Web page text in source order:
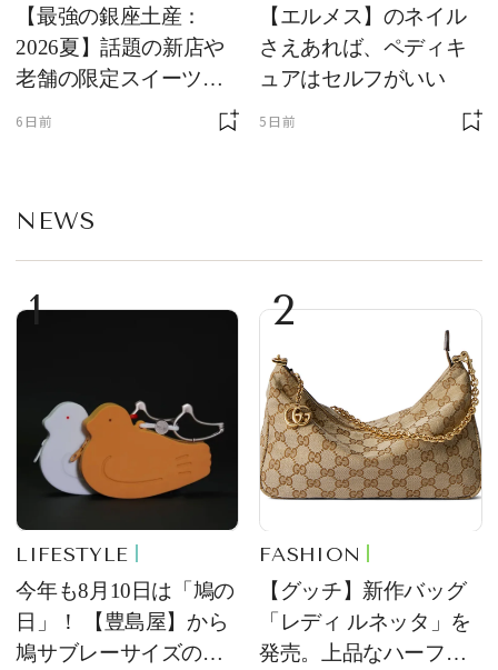
【最強の銀座土産：
2026夏】話題の新店や
老舗の限定スイーツを
ゲット【＃SPURおやつ
6日前
【エルメス】のネイル
さえあれば、ペディキ
ュアはセルフがいい
5日前
NEWS
1
LIFESTYLE
今年も8月10日は「鳩の
日」！ 【豊島屋】から
鳩サブレーサイズのポ
2
FASHION
【グッチ】新作バッグ
「レディ ルネッタ」を
発売。上品なハーフム